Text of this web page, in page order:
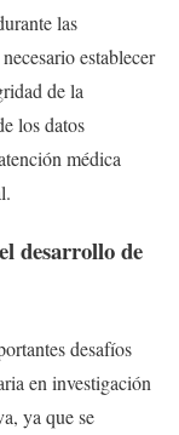
las
establecer
de la
los datos
médica
desarrollo de
desafíos
en investigación
ya que se